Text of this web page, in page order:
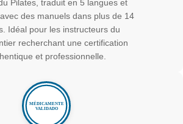
Pilates, traduit en 5 langues et
des manuels dans plus de 14
Idéal pour les instructeurs du
recherchant une certification
et professionnelle.